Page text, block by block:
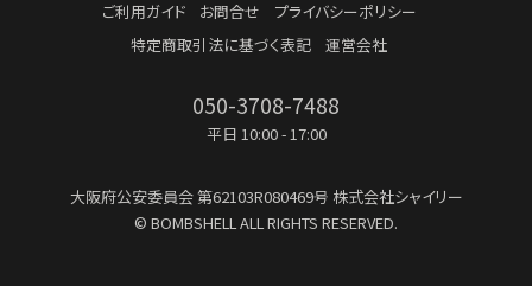
ご利用ガイド お問合せ
プライバシーポリシー
特定商取引法に基づく表記
運営会社
050-3708-7488
平日 10:00 - 17:00
大阪府公安委員会第62103R080469号 株式会社シャイリー
© BOMBSHELL ALL RIGHTS RESERVED.